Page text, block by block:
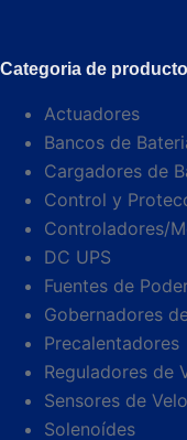
Categoria de
Actuadores
Bancos de
Cargadores de
Control y
Controladores/
DC UPS
Fuentes de
Gobernadores
Precalentadores
Reguladores de
Sensores de
Solenoídes